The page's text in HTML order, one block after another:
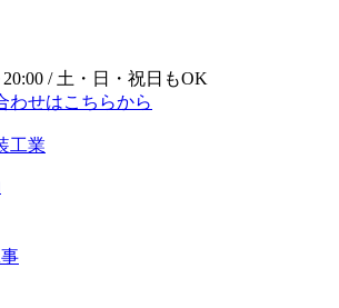
20:00 / 土・日・祝日もOK
わせはこちらから